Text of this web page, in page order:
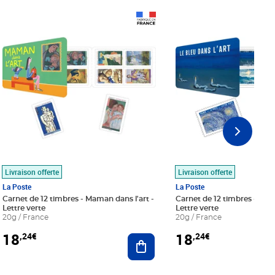
panier
Livraison offerte
La Poste
Carnet de 12 timbres - Maman dans l'art -
Lettre verte
20g / France
18,24€ Ajouter au panier
Livraison offerte
La Poste
Carnet de 12 timbres - Le
Lettre verte
20g / France
18,24€